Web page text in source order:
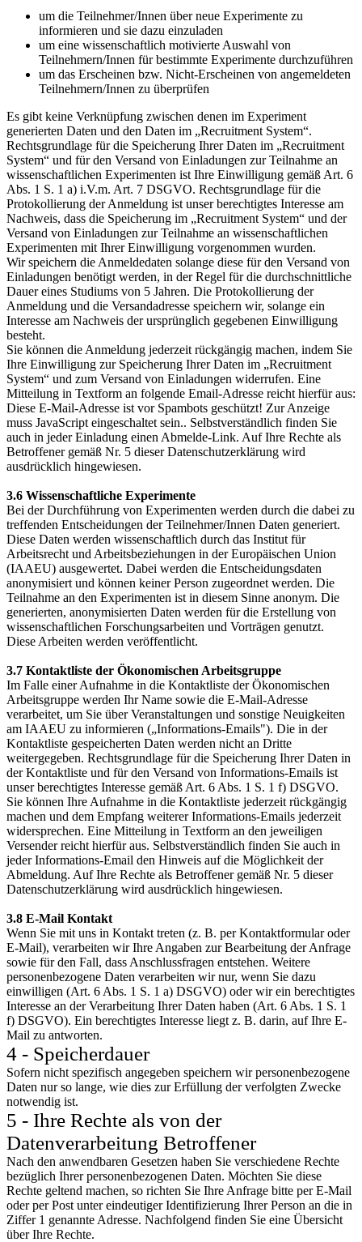
um die Teilnehmer/Innen über neue Experimente zu
informieren und sie dazu einzuladen
um eine wissenschaftlich motivierte Auswahl von
Teilnehmern/Innen für bestimmte Experimente durchzuführen
um das Erscheinen bzw. Nicht-Erscheinen von angemeldeten
Teilnehmern/Innen zu überprüfen
Es gibt keine Verknüpfung zwischen denen im Experiment
generierten Daten und den Daten im „Recruitment System“.
Rechtsgrundlage für die Speicherung Ihrer Daten im „Recruitment
System“ und für den Versand von Einladungen zur Teilnahme an
wissenschaftlichen Experimenten ist Ihre Einwilligung gemäß Art. 6
Abs. 1 S. 1 a) i.V.m. Art. 7 DSGVO. Rechtsgrundlage für die
Protokollierung der Anmeldung ist unser berechtigtes Interesse am
Nachweis, dass die Speicherung im „Recruitment System“ und der
Versand von Einladungen zur Teilnahme an wissenschaftlichen
Experimenten mit Ihrer Einwilligung vorgenommen wurden.
Wir speichern die Anmeldedaten solange diese für den Versand von
Einladungen benötigt werden, in der Regel für die durchschnittliche
Dauer eines Studiums von 5 Jahren. Die Protokollierung der
Anmeldung und die Versandadresse speichern wir, solange ein
Interesse am Nachweis der ursprünglich gegebenen Einwilligung
besteht.
Sie können die Anmeldung jederzeit rückgängig machen, indem Sie
Ihre Einwilligung zur Speicherung Ihrer Daten im „Recruitment
System“ und zum Versand von Einladungen widerrufen. Eine
Mitteilung in Textform an folgende Email-Adresse reicht hierfür aus:
Diese E-Mail-Adresse ist vor Spambots geschützt! Zur Anzeige
muss JavaScript eingeschaltet sein.. Selbstverständlich finden Sie
auch in jeder Einladung einen Abmelde-Link. Auf Ihre Rechte als
Betroffener gemäß Nr. 5 dieser Datenschutzerklärung wird
ausdrücklich hingewiesen.
3.6 Wissenschaftliche Experimente
Bei der Durchführung von Experimenten werden durch die dabei zu
treffenden Entscheidungen der Teilnehmer/Innen Daten generiert.
Diese Daten werden wissenschaftlich durch das Institut für
Arbeitsrecht und Arbeitsbeziehungen in der Europäischen Union
(IAAEU) ausgewertet. Dabei werden die Entscheidungsdaten
anonymisiert und können keiner Person zugeordnet werden. Die
Teilnahme an den Experimenten ist in diesem Sinne anonym. Die
generierten, anonymisierten Daten werden für die Erstellung von
wissenschaftlichen Forschungsarbeiten und Vorträgen genutzt.
Diese Arbeiten werden veröffentlicht.
3.7 Kontaktliste der Ökonomischen Arbeitsgruppe
Im Falle einer Aufnahme in die Kontaktliste der Ökonomischen
Arbeitsgruppe werden Ihr Name sowie die E-Mail-Adresse
verarbeitet, um Sie über Veranstaltungen und sonstige Neuigkeiten
am IAAEU zu informieren („Informations-Emails"). Die in der
Kontaktliste gespeicherten Daten werden nicht an Dritte
weitergegeben. Rechtsgrundlage für die Speicherung Ihrer Daten in
der Kontaktliste und für den Versand von Informations-Emails ist
unser berechtigtes Interesse gemäß Art. 6 Abs. 1 S. 1 f) DSGVO.
Sie können Ihre Aufnahme in die Kontaktliste jederzeit rückgängig
machen und dem Empfang weiterer Informations-Emails jederzeit
widersprechen. Eine Mitteilung in Textform an den jeweiligen
Versender reicht hierfür aus. Selbstverständlich finden Sie auch in
jeder Informations-Email den Hinweis auf die Möglichkeit der
Abmeldung. Auf Ihre Rechte als Betroffener gemäß Nr. 5 dieser
Datenschutzerklärung wird ausdrücklich hingewiesen.
3.8 E-Mail Kontakt
Wenn Sie mit uns in Kontakt treten (z. B. per Kontaktformular oder
E-Mail), verarbeiten wir Ihre Angaben zur Bearbeitung der Anfrage
sowie für den Fall, dass Anschlussfragen entstehen. Weitere
personenbezogene Daten verarbeiten wir nur, wenn Sie dazu
einwilligen (Art. 6 Abs. 1 S. 1 a) DSGVO) oder wir ein berechtigtes
Interesse an der Verarbeitung Ihrer Daten haben (Art. 6 Abs. 1 S. 1
f) DSGVO). Ein berechtigtes Interesse liegt z. B. darin, auf Ihre E-
Mail zu antworten.
4 - Speicherdauer
Sofern nicht spezifisch angegeben speichern wir personenbezogene
Daten nur so lange, wie dies zur Erfüllung der verfolgten Zwecke
notwendig ist.
5 - Ihre Rechte als von der
Datenverarbeitung Betroffener
Nach den anwendbaren Gesetzen haben Sie verschiedene Rechte
bezüglich Ihrer personenbezogenen Daten. Möchten Sie diese
Rechte geltend machen, so richten Sie Ihre Anfrage bitte per E-Mail
oder per Post unter eindeutiger Identifizierung Ihrer Person an die in
Ziffer 1 genannte Adresse. Nachfolgend finden Sie eine Übersicht
über Ihre Rechte.